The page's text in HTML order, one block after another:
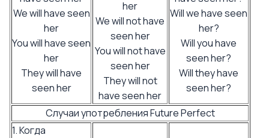
We will have seen
her
You will have seen
her
They will have
seen her
her
We will not have
seen her
You will not have
seen her
They will not
have seen her
Will we have seen
her?
Will you have
seen her?
Will they have
seen her?
Случаи употребления Future Perfect
1. Когда